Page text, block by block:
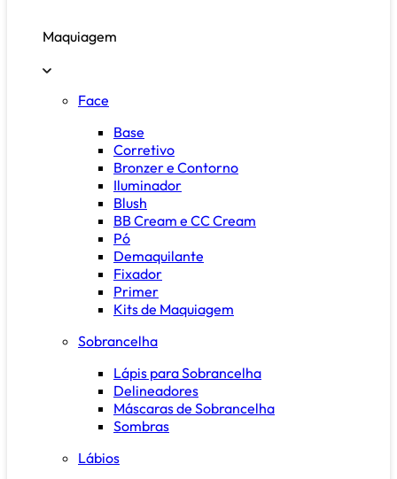
Maquiagem
Face
Base
Corretivo
Bronzer e Contorno
Iluminador
Blush
BB Cream e CC Cream
Pó
Demaquilante
Fixador
Primer
Kits de Maquiagem
Sobrancelha
Lápis para Sobrancelha
Delineadores
Máscaras de Sobrancelha
Sombras
Lábios